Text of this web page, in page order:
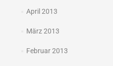
April 2013
März 2013
Februar 2013